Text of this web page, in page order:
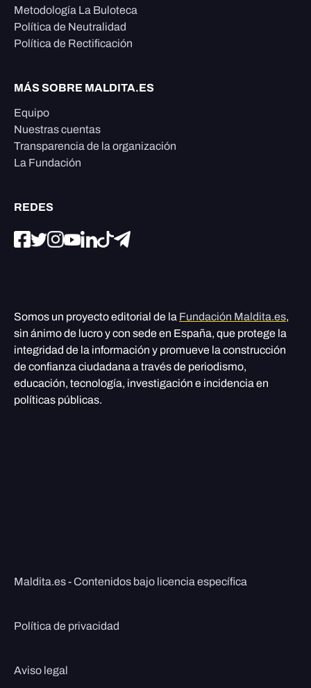
Metodología La Buloteca
Política de Neutralidad
Política de Rectificación
MÁS SOBRE MALDITA.ES
Equipo
Nuestras cuentas
Transparencia de la organización
La Fundación
REDES
Somos un proyecto editorial de la Fundación Maldita.es,
sin ánimo de lucro y con sede en España, que protege la
integridad de la información y promueve la construcción
de confianza ciudadana a través de periodismo,
educación, tecnología, investigación e incidencia en
políticas públicas.
Maldita.es - Contenidos bajo licencia específica
Política de privacidad
Aviso legal